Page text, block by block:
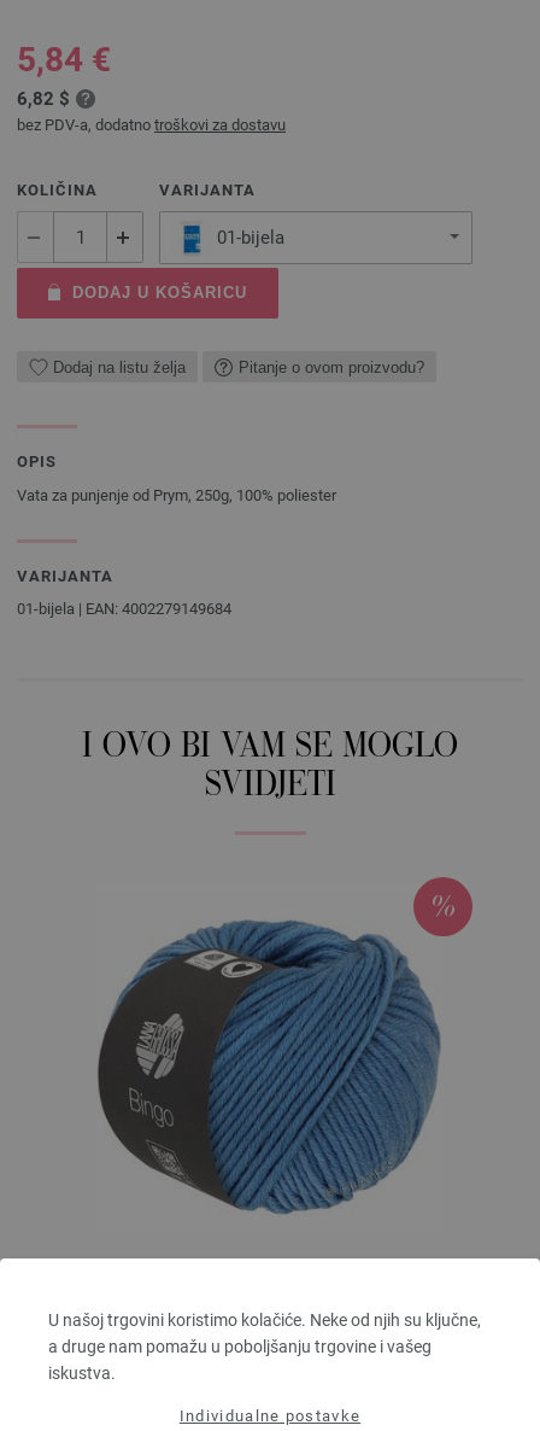
U našoj trgovini koristimo kolačiće. Neke od njih su ključne,
a druge nam pomažu u poboljšanju trgovine i vašeg
iskustva.
Individualne postavke
5,84 €
6,82 $
bez PDV-a, dodatno troškovi za dostavu
KOLIČINA VARIJANTA
01-bijela
DODAJ U KOŠARICU
Dodaj na listu želja Pitanje o ovom proizvodu?
OPIS
Vata za punjenje od Prym, 250g, 100% poliester
VARIJANTA
01-bijela | EAN: 4002279149684
I OVO BI VAM SE MOGLO
SVIDJETI
100 % Djevicavuna Merino
Dužina: otprilike 80 m / 50 g
RRP:
3,83 $RRP:5,84 $